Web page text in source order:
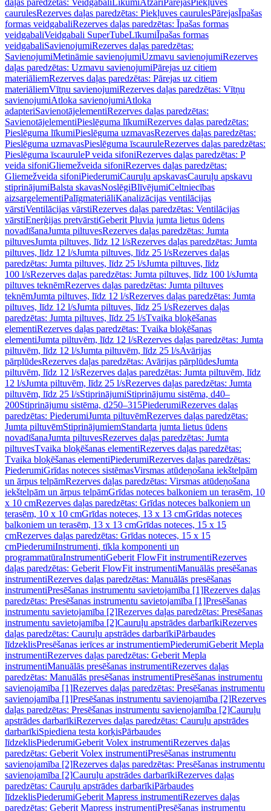
daļas paredzētas: Veidgabali LīkumiAtzari PārejasPiekļuves
caurulesRezerves daļas paredzētas: Piekļuves caurulesPārejasĪpašas
formas veidgabaliRezerves daļas paredzētas: Īpašas formas
veidgabaliVeidgabali SuperTubeLīkumiĪpašas formas
veidgabaliSavienojumiRezerves daļas paredzētas:
SavienojumiMetināmie savienojumiUzmavu savienojumiRezerves
daļas paredzētas: Uzmavu savienojumiPārejas uz citiem
materiāliemRezerves daļas paredzētas: Pārejas uz citiem
materiāliemVītņu savienojumiRezerves daļas paredzētas: Vītņu
savienojumiAtloka savienojumiAtloka
adapteriSavienotājelementiRezerves daļas paredzētas:
SavienotājelementiPieslēguma līkumiRezerves daļas paredzētas:
Pieslēguma līkumiPieslēguma uzmavasRezerves daļas paredzētas:
Pieslēguma uzmavasPieslēguma īscauruleRezerves daļas paredzētas:
Pieslēguma īscauruleP veida sifoniRezerves daļas paredzētas: P
veida sifoniGliemežveida sifoniRezerves daļas paredzētas:
Gliemežveida sifoniPiederumiCauruļu apskavasCauruļu apskavu
stiprinājumiBalsta skavasNoslēgiBlīvējumiCeltniecības
aizsargelementiPalīgmateriāliKanalizācijas ventilācijas
vārstiVentilācijas vārstiRezerves daļas paredzētas: Ventilācijas
vārstiEnerģijas pretvārstiGeberit Pluvia jumta lietus ūdens
novadīšanaJumta piltuvesRezerves daļas paredzētas: Jumta
piltuvesJumta piltuves, līdz 12 l/sRezerves daļas paredzētas: Jumta
piltuves, līdz 12 l/sJumta piltuves, līdz 25 l/sRezerves daļas
paredzētas: Jumta piltuves, līdz 25 l/sJumta piltuves, līdz
100 l/sRezerves daļas paredzētas: Jumta piltuves, līdz 100 l/sJumta
piltuves teknēmRezerves daļas paredzētas: Jumta piltuves
teknēmJumta piltuves, līdz 12 l/sRezerves daļas paredzētas: Jumta
piltuves, līdz 12 l/sJumta piltuves, līdz 25 l/sRezerves daļas
paredzētas: Jumta piltuves, līdz 25 l/sTvaika bloķēšanas
elementiRezerves daļas paredzētas: Tvaika bloķēšanas
elementiJumta piltuvēm, līdz 12 l/sRezerves daļas paredzētas: Jumta
piltuvēm, līdz 12 l/sJumta piltuvēm, līdz 25 l/sAvārijas
pārplūdesRezerves daļas paredzētas: Avārijas pārplūdesJumta
piltuvēm, līdz 12 l/sRezerves daļas paredzētas: Jumta piltuvēm, līdz
12 l/sJumta piltuvēm, līdz 25 l/sRezerves daļas paredzētas: Jumta
piltuvēm, līdz 25 l/sStiprinājumiStiprinājumu sistēma, d40–
200Stiprinājumu sistēma, d250–315PiederumiRezerves daļas
paredzētas: PiederumiJumta piltuvēmRezerves daļas paredzētas:
Jumta piltuvēmStiprinājumiemStandarta jumta lietus ūdens
novadīšanaJumta piltuvesRezerves daļas paredzētas: Jumta
piltuvesTvaika bloķēšanas elementiRezerves daļas paredzētas:
Tvaika bloķēšanas elementiPiederumiRezerves daļas paredzētas:
PiederumiGrīdas noteces sistēmasVirsmas atūdeņošana iekštelpām
un ārpus telpāmRezerves daļas paredzētas: Virsmas atūdeņošana
iekštelpām un ārpus telpāmGrīdas noteces balkoniem un terasēm, 10
x 10 cmRezerves daļas paredzētas: Grīdas noteces balkoniem un
terasēm, 10 x 10 cmGrīdas noteces, 13 x 13 cmGrīdas noteces
balkoniem un terasēm, 13 x 13 cmGrīdas noteces, 15 x 15
cmRezerves daļas paredzētas: Grīdas noteces, 15 x 15
cmPiederumiInstrumenti, tīkla komponenti un
programmatūraInstrumentiGeberit FlowFit instrumentiRezerves
daļas paredzētas: Geberit FlowFit instrumentiManuālās presēšanas
instrumentiRezerves daļas paredzētas: Manuālās presēšanas
instrumentiPresēšanas instrumentu savietojamība [1]Rezerves daļas
paredzētas: Presēšanas instrumentu savietojamība [1]Presēšanas
instrumentu savietojamība [2]Rezerves daļas paredzētas: Presēšanas
instrumentu savietojamība [2]Cauruļu apstrādes darbarīkiRezerves
daļas paredzētas: Cauruļu apstrādes darbarīkiPārbaudes
līdzeklisPresēšanas ierīces ar instrumentiemPiederumiGeberit Mepla
instrumentiRezerves daļas paredzētas: Geberit Mepla
instrumentiManuālās presēšanas instrumentiRezerves daļas
paredzētas: Manuālās presēšanas instrumentiPresēšanas instrumentu
savienojamība [1]Rezerves daļas paredzētas: Presēšanas instrumentu
savienojamība [1]Presēšanas instrumentu savienojamība [2]Rezerves
daļas paredzētas: Presēšanas instrumentu savienojamība [2]Cauruļu
apstrādes darbarīkiRezerves daļas paredzētas: Cauruļu apstrādes
darbarīkiSpiediena testa korķisPārbaudes
līdzeklisPiederumiGeberit Volex instrumentiRezerves daļas
paredzētas: Geberit Volex instrumentiPresēšanas instrumentu
savienojamība [2]Rezerves daļas paredzētas: Presēšanas instrumentu
savienojamība [2]Cauruļu apstrādes darbarīkiRezerves daļas
paredzētas: Cauruļu apstrādes darbarīkiPārbaudes
līdzeklisPiederumiGeberit Mapress instrumentiRezerves daļas
paredzētas: Geberit Mapress instrumentiPresēšanas instrumentu